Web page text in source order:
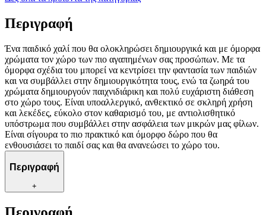
Περιγραφή
Ένα παιδικό χαλί που θα ολοκληρώσει δημιουργικά και με όμορφα
χρώματα τον χώρο των πιο αγαπημένων σας προσώπων. Με τα
όμορφα σχέδια του μπορεί να κεντρίσει την φαντασία των παιδιών
και να συμβάλλει στην δημιουργικότητα τους, ενώ τα ζωηρά του
χρώματα δημιουργούν παιχνιδιάρικη και πολύ ευχάριστη διάθεση
στο χώρο τους. Είναι υποαλλεργικό, ανθεκτικό σε σκληρή χρήση
και λεκέδες, εύκολο στον καθαρισμό του, με αντιολισθητικό
υπόστρωμα που συμβάλλει στην ασφάλεια των μικρών μας φίλων.
Είναι σίγουρα το πιο πρακτικό και όμορφο δώρο που θα
ενθουσιάσει το παιδί σας και θα ανανεώσει το χώρο του.
Περιγραφή
+